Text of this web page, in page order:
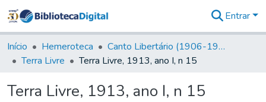
&
Coleções
Tudo na
Digital
Entrar
Início Hemeroteca
Canto Libertário (1906-1995)
Terra Livre
Terra Livre, 1913, ano I, n 15
Terra Livre, 1913, ano I, n 15